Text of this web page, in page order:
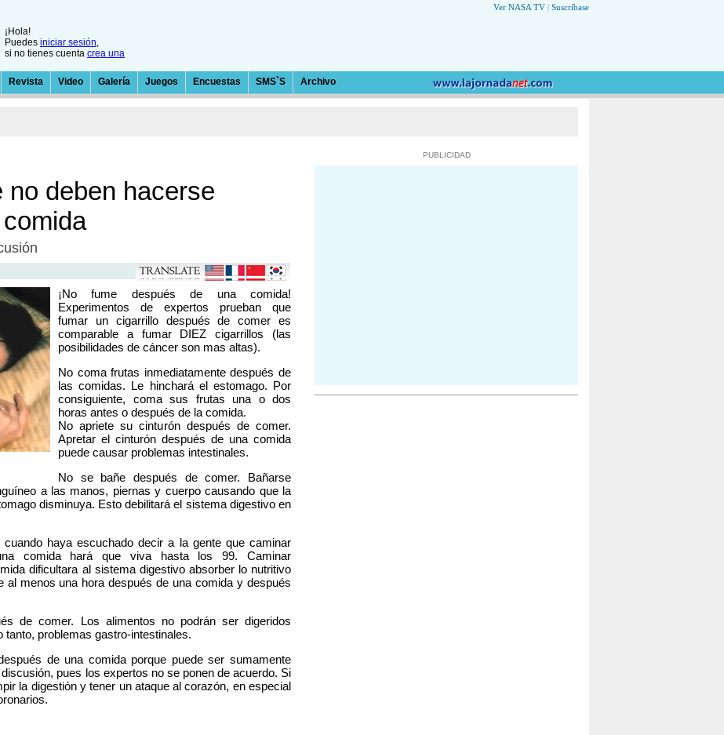
Ver NASA TV | Suscríbase
¡Hola!
Puedes iniciar sesión,
si no tienes cuenta crea una
Revista Video Galería Juegos Encuestas SMS`S Archivo
PUBLICIDAD
no deben hacerse
¡No fume después de una comida!
Experimentos de expertos prueban que
fumar un cigarrillo después de comer es
comparable a fumar DIEZ cigarrillos (las
posibilidades de cáncer son mas altas).
No coma frutas inmediatamente después de
las comidas. Le hinchará el estomago. Por
consiguiente, coma sus frutas una o dos
horas antes o después de la comida.
No apriete su cinturón después de comer.
Apretar el cinturón después de una comida
puede causar problemas intestinales.
No se bañe después de comer. Bañarse
a las manos, piernas y cuerpo causando que la
disminuya. Esto debilitará el sistema digestivo en
haya escuchado decir a la gente que caminar
comida hará que viva hasta los 99. Caminar
dificultara al sistema digestivo absorber lo nutritivo
menos una hora después de una comida y después
de comer. Los alimentos no podrán ser digeridos
problemas gastro-intestinales.
de una comida porque puede ser sumamente
pues los expertos no se ponen de acuerdo. Si
la digestión y tener un ataque al corazón, en especial